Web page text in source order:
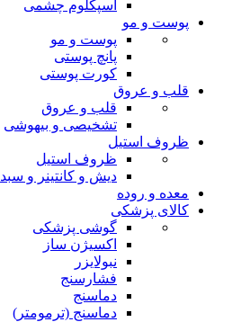
اسپکلوم چشمی
پوست و مو
پوست و مو
پانچ پوستی
کورت پوستی
قلب و عروق
قلب و عروق
تشخیصی و بیهوشی
ظروف استیل
ظروف استیل
دیش و کانتینر و سبد
معده و روده
کالای پزشکی
گوشی پزشکی
اکسیژن ساز
نبولایزر
فشارسنج
دماسنج
دماسنج (ترمومتر)